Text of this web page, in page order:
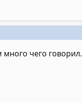
чего